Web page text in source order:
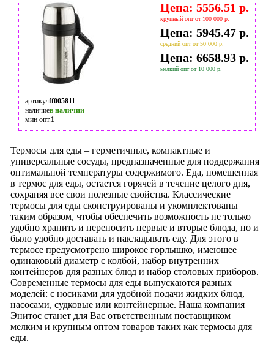
Цена: 5556.51 р.
крупный опт от 100 000 р.
Цена: 5945.47 р.
средний опт от 50 000 р.
Цена: 6658.93 р.
мелкий опт от 10 000 р.
артикулff005811
наличиев наличии
мин опт.1
Термосы для еды – герметичные, компактные и
универсальные сосуды, предназначенные для поддержания
оптимальной температуры содержимого. Еда, помещенная
в термос для еды, остается горячей в течение целого дня,
сохраняя все свои полезные свойства. Классические
термосы для еды сконструированы и укомплектованы
таким образом, чтобы обеспечить возможность не только
удобно хранить и переносить первые и вторые блюда, но и
было удобно доставать и накладывать еду. Для этого в
термосе предусмотрено широкое горлышко, имеющее
одинаковый диаметр с колбой, набор внутренних
контейнеров для разных блюд и набор столовых приборов.
Современные термосы для еды выпускаются разных
моделей: с носиками для удобной подачи жидких блюд,
насосами, судковые или контейнерные. Наша компания
Энитос станет для Вас ответственным поставщиком
мелким и крупным оптом товаров таких как термосы для
еды.